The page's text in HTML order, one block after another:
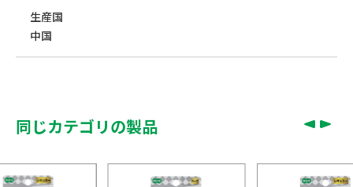
生産国
中国
同じカテゴリの製品